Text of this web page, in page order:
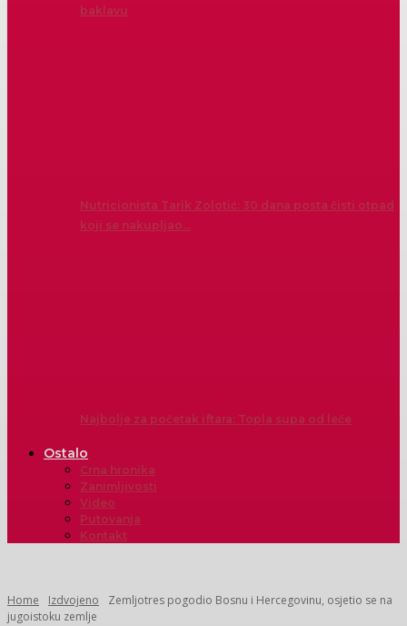
baklavu
Nutricionista Tarik Zolotić: 30 dana posta čisti otpad
koji se nakupljao…
Najbolje za početak iftara: Topla supa od leće
Ostalo
Crna hronika
Zanimljivosti
Video
Putovanja
Kontakt
Home Izdvojeno
Zemljotres pogodio Bosnu i Hercegovinu, osjetio se na
jugoistoku zemlje